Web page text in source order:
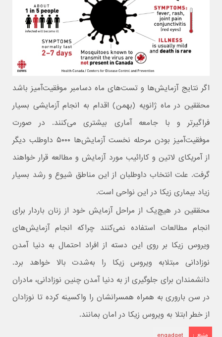
اگر نتایج آزمایش‌ها و تست‌های ماه دسامبر موفقیت‌آمیز باشد
محققین در ماه ژانویه (بهمن) اقدام به انجام آزمایشی بسیار
فراگیرتر و با جامعه آماری بیشتری می‌کنند. در صورت
موفقیت‌آمیز بودن مرحله نخست آزمایش‌ها ۵۰۰۰ داوطلب دیگر
از آمریکای لاتین و کارائیب مورد آزمایش و مطالعه قرار خواهند
گرفت. علت انتخاب داوطلبان از این مناطق شیوع و رشد بسیار
زیاد بیماری زیکا در این نواحی است.
محققین در هیچ‌یک از مراحل آزمایش خود از زنان باردار برای
انجام مطالعات استفاده نمی‌کنند چراکه انجام آزمایش‌های
ویروس زیکا بر روی این دسته از افراد احتمال به دنیا آمدن
نوزادانی مبتلابه ویروس زیکا را به‌شدت بالا خواهد برد.
دانشمندان برای جلوگیری از به دنیا آمدن چنین نوزادانی، مادران
در سن باروری به همراه همسرانشان را واکسینه کرده تا نوزادان
از خطر ابتلا به ویروس زیکا در امان بمانند.